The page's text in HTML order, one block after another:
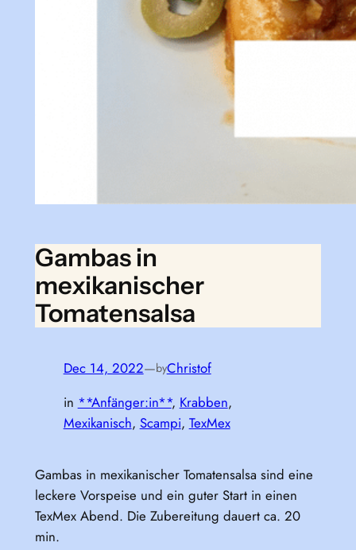
Gambas in
mexikanischer
Tomatensalsa
Dec 14, 2022—byChristof
in **Anfänger:in**, Krabben
Mexikanisch, Scampi, TexMex
Gambas in mexikanischer Tomatensalsa sind eine
leckere Vorspeise und ein guter Start in einen
TexMex Abend. Die Zubereitung dauert ca. 20
min.